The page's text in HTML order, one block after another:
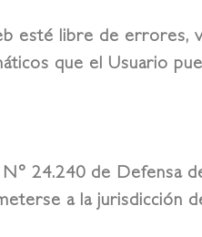
esté libre de errores,
que el Usuario
24.240 de Defensa
a la jurisdicción